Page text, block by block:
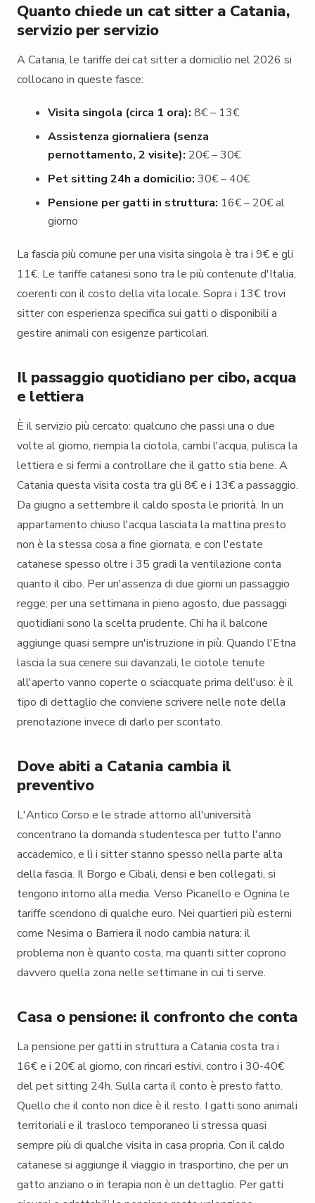
Quanto chiede un cat sitter a Catania,
servizio per servizio
A Catania, le tariffe dei cat sitter a domicilio nel 2026 si
collocano in queste fasce:
Visita singola (circa 1 ora): 8€ – 13€
Assistenza giornaliera (senza
pernottamento, 2 visite): 20€ – 30€
Pet sitting 24h a domicilio: 30€ – 40€
Pensione per gatti in struttura: 16€ – 20€ al
giorno
La fascia più comune per una visita singola è tra i 9€ e gli
11€. Le tariffe catanesi sono tra le più contenute d'Italia,
coerenti con il costo della vita locale. Sopra i 13€ trovi
sitter con esperienza specifica sui gatti o disponibili a
gestire animali con esigenze particolari.
Il passaggio quotidiano per cibo, acqua
e lettiera
È il servizio più cercato: qualcuno che passi una o due
volte al giorno, riempia la ciotola, cambi l'acqua, pulisca la
lettiera e si fermi a controllare che il gatto stia bene. A
Catania questa visita costa tra gli 8€ e i 13€ a passaggio.
Da giugno a settembre il caldo sposta le priorità. In un
appartamento chiuso l'acqua lasciata la mattina presto
non è la stessa cosa a fine giornata, e con l'estate
catanese spesso oltre i 35 gradi la ventilazione conta
quanto il cibo. Per un'assenza di due giorni un passaggio
regge; per una settimana in pieno agosto, due passaggi
quotidiani sono la scelta prudente. Chi ha il balcone
aggiunge quasi sempre un'istruzione in più. Quando l'Etna
lascia la sua cenere sui davanzali, le ciotole tenute
all'aperto vanno coperte o sciacquate prima dell'uso: è il
tipo di dettaglio che conviene scrivere nelle note della
prenotazione invece di darlo per scontato.
Dove abiti a Catania cambia il
preventivo
L'Antico Corso e le strade attorno all'università
concentrano la domanda studentesca per tutto l'anno
accademico, e lì i sitter stanno spesso nella parte alta
della fascia. Il Borgo e Cibali, densi e ben collegati, si
tengono intorno alla media. Verso Picanello e Ognina le
tariffe scendono di qualche euro. Nei quartieri più esterni
come Nesima o Barriera il nodo cambia natura: il
problema non è quanto costa, ma quanti sitter coprono
davvero quella zona nelle settimane in cui ti serve.
Casa o pensione: il confronto che conta
La pensione per gatti in struttura a Catania costa tra i
16€ e i 20€ al giorno, con rincari estivi, contro i 30-40€
del pet sitting 24h. Sulla carta il conto è presto fatto.
Quello che il conto non dice è il resto. I gatti sono animali
territoriali e il trasloco temporaneo li stressa quasi
sempre più di qualche visita in casa propria. Con il caldo
catanese si aggiunge il viaggio in trasportino, che per un
gatto anziano o in terapia non è un dettaglio. Per gatti